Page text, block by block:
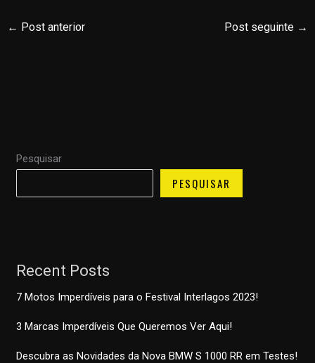
← Post anterior Post seguinte →
Pesquisar
PESQUISAR
Recent Posts
7 Motos Imperdíveis para o Festival Interlagos 2023!
3 Marcas Imperdíveis Que Queremos Ver Aqui!
Descubra as Novidades da Nova BMW S 1000 RR em Testes!